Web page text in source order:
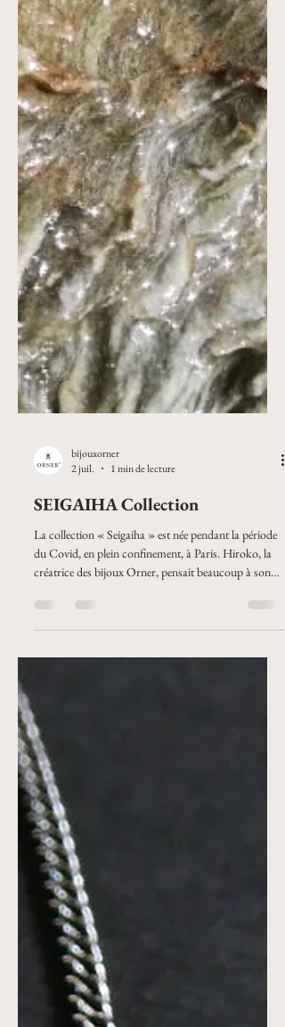
bijouxorner
2 juil.
1 min de lecture
SEIGAIHA Collection
La collection « Seigaiha » est née pendant la période
d’espoir, comme une envie d’y croire. Le motif
traditionnel Japonais, dit "SEIGAIHA", évoque les
vagues d'une mer calme. Au Japon il est considéré
comme un symbole de vie paisible et de chance.
L'emplacement du motif, mûr